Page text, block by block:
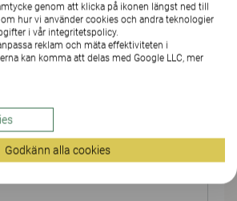
genom att klicka på ikonen längst ned till
hur vi använder cookies och andra teknologier
i vår integritetspolicy.
reklam och mäta effektiviteten i
kan komma att delas med Google LLC, mer
Godkänn alla cookies